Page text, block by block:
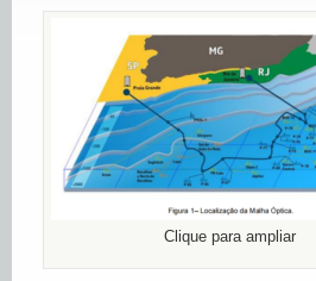
Clique para ampliar